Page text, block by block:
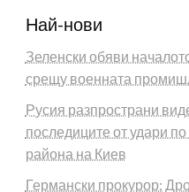
Най-нови
Зеленски обяви
срещу военната
Русия разпространи
последиците от удари
района на Киев
Германски прокурор: